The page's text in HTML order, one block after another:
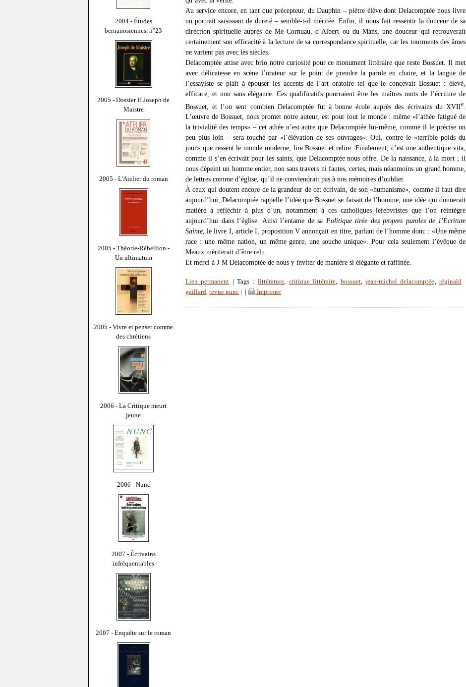
2004 - Études
bernanosiennes, n°23
2005 - Dossier H Joseph de
Maistre
2005 - L'Atelier du roman
2005 - Théorie-Rébellion -
Un ultimatum
2005 - Vivre et penser comme
des chrétiens
2006 - La Critique meurt
jeune
2006 - Nunc
2007 - Écrivains
infréquentables
2007 - Enquête sur le roman
Au service encore, en tant que précepteur, du Dauphin – piètre élève dont Delacomptée nous livre
un portrait saisissant de dureté – semble-t-il méritée. Enfin, il nous fait ressentir la douceur de sa
direction spirituelle auprès de Me Cornuau, d’Albert ou du Mans, une douceur qui retrouverait
certainement son efficacité à la lecture de sa correspondance spirituelle, car les tourments des âmes
ne varient pas avec les siècles.
Delacomptée attise avec brio notre curiosité pour ce monument littéraire que reste Bossuet. Il met
avec délicatesse en scène l’orateur sur le point de prendre la parole en chaire, et la langue de
l’essayiste se plaît à épouser les accents de l’art oratoire tel que le concevait Bossuet : élevé,
efficace, et non sans élégance. Ces qualificatifs pourraient être les maîtres mots de l’écriture de
Bossuet, et l’on sent combien Delacomptée fut à bonne école auprès des écrivains du XVIIe.
L’œuvre de Bossuet, nous promet notre auteur, est pour tout le monde : même «l’athée fatigué de
la trivialité des temps» – cet athée n’est autre que Delacomptée lui-même, comme il le précise un
peu plus loin – sera touché par «l’élévation de ses ouvrages». Oui, contre le «terrible poids du
jour» que ressent le monde moderne, lire Bossuet et relire. Finalement, c’est une authentique vita,
comme il s’en écrivait pour les saints, que Delacomptée nous offre. De la naissance, à la mort ; il
nous dépeint un homme entier, non sans travers ni fautes, certes, mais néanmoins un grand homme,
de lettres comme d’église, qu’il ne conviendrait pas à nos mémoires d’oublier.
À ceux qui doutent encore de la grandeur de cet écrivain, de son «humanisme», comme il faut dire
aujourd’hui, Delacomptée rappelle l’idée que Bossuet se faisait de l’homme, une idée qui donnerait
matière à réfléchir à plus d’un, notamment à ces catholiques lefebvristes que l’on réintègre
aujourd’hui dans l’église. Ainsi l’entame de sa Politique tirée des propres paroles de l’Écriture
Sainte, le livre I, article I, proposition V annonçait en titre, parlant de l’homme donc : «Une même
race : une même nation, un même genre, une souche unique». Pour cela seulement l’évêque de
Meaux mériterait d’être relu.
Et merci à J-M Delacomptée de nous y inviter de manière si élégante et raffinée.
Lien permanent | Tags :littérature, critique littéraire, bossuet,jean-michel delacomptée, réginald
gaillard, revue nunc Imprimer